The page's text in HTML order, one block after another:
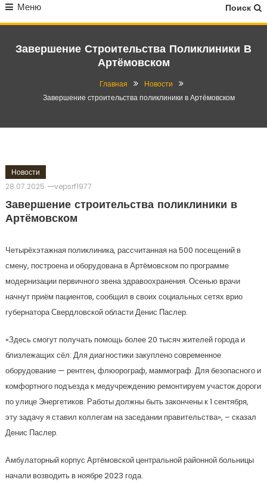
Меню Поиск
Завершение Строительства Поликлиники В
Артёмовском
Главная
Новости
Завершение строительства поликлиники в Артёмовском
Новости
28.07.2025
vepsrf1977
Завершение строительства поликлиники в
Артёмовском
Четырёхэтажная поликлиника, рассчитанная на 500 посещений в
смену, построена и оборудована в Артёмовском по программе
модернизации первичного звена здравоохранения. Осенью врачи
начнут приём пациентов, сообщил в своих социальных сетях врио
губернатора Свердловской области Денис Паслер.
«Здесь смогут получать помощь более 20 тысяч жителей города и
близлежащих сёл. Для диагностики закуплено современное
оборудование — рентген, флюорограф, маммограф. Для безопасного и
комфортного подъезда к медучреждению ремонтируем участок дороги
по улице Энергетиков. Работы должны быть закончены к 1 сентября,
эту задачу я ставил коллегам на заседании правительства», – сказал
Денис Паслер.
Амбулаторный корпус Артёмовской центральной районной больницы
начали возводить в ноябре 2023 года.